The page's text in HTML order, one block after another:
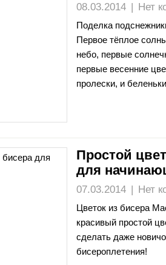
08.03.2014 | Нет
Поделка
Первое тёплое
небо, первые
первые весенние
пролески, и
Простой
для
07.03.2014 | Нет
Цветок из бисера
красивый простой
сделать даже
бисероплетения!